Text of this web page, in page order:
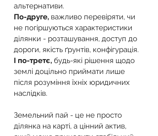
альтернативи.
По-друге, важливо перевіряти, чи
не погіршуються характеристики
ділянки - розташування, доступ до
дороги, якість ґрунтів, конфігурація.
І по-третє, будь-які рішення щодо
землі доцільно приймати лише
після розуміння їхніх юридичних
наслідків.
Земельний пай - це не просто
ділянка на карті, а цінний актив,